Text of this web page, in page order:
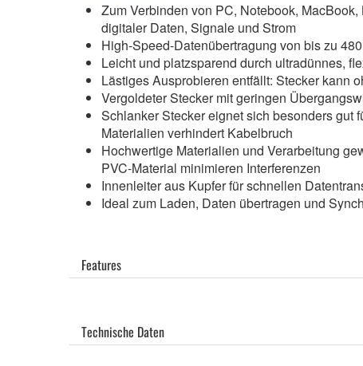
Zum Verbinden von PC, Notebook,
digitaler Daten, Signale und Strom
High-Speed-Datenübertragung von bis zu
Leicht und platzsparend durch ultradünnes,
Lästiges Ausprobieren entfällt: Stecker kann
Vergoldeter Stecker mit geringen
Schlanker Stecker eignet sich besonders gut
Materialien verhindert Kabelbruch
Hochwertige Materialien und Verarbeitung
PVC-Material minimieren Interferenzen
Innenleiter aus Kupfer für schnellen
Ideal zum Laden, Daten übertragen und
Features
Technische Daten